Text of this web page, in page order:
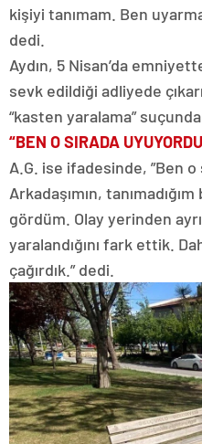
kişiyi tanımam. Ben
dedi.
Aydın, 5 Nisan’da
sevk edildiği adliyede
“kasten yaralama”
“BEN O SIRADA
A.G. ise ifadesinde, ”Ben o
Arkadaşımın,
gördüm. Olay yerinden
yaralandığını fark ettik.
çağırdık.” dedi.